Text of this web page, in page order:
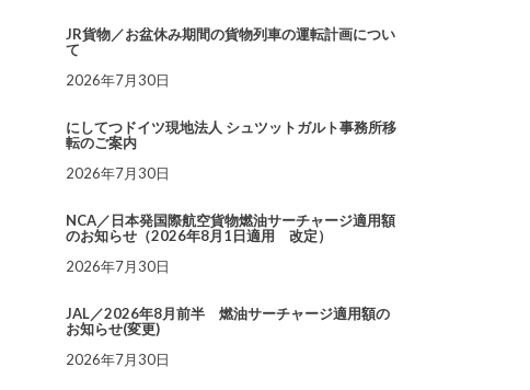
JR貨物／お盆休み期間の貨物列車の運転計画につい
て
2026年7月30日
にしてつドイツ現地法人 シュツットガルト事務所移
転のご案内
2026年7月30日
NCA／日本発国際航空貨物燃油サーチャージ適用額
のお知らせ（2026年8月1日適用 改定）
2026年7月30日
JAL／2026年8月前半 燃油サーチャージ適用額の
お知らせ(変更)
2026年7月30日